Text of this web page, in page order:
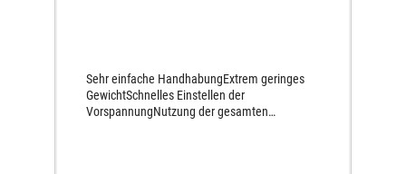
Sehr einfache HandhabungExtrem geringes
GewichtSchnelles Einstellen der
VorspannungNutzung der gesamten